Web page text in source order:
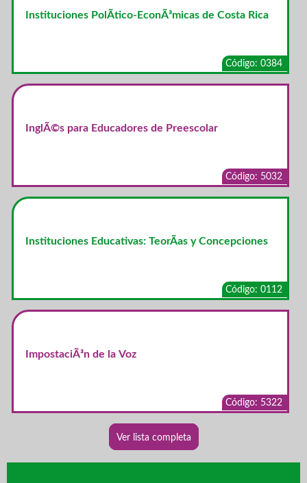
Instituciones PolÃ­tico-EconÃ³micas de Costa Rica
Código: 0384
InglÃ©s para Educadores de Preescolar
Código: 5032
Instituciones Educativas: TeorÃ­as y Concepciones
Código: 0112
ImpostaciÃ³n de la Voz
Código: 5322
Ver lista completa